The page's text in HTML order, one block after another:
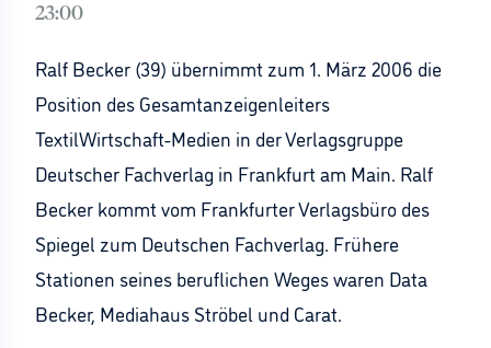
23:00
Ralf Becker (39) übernimmt zum 1. März 2006 die
Position des Gesamtanzeigenleiters
TextilWirtschaft-Medien in der Verlagsgruppe
Deutscher Fachverlag in Frankfurt am Main. Ralf
Becker kommt vom Frankfurter Verlagsbüro des
Spiegel zum Deutschen Fachverlag. Frühere
Stationen seines beruflichen Weges waren Data
Becker, Mediahaus Ströbel und Carat.